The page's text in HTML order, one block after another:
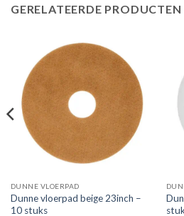
GERELATEERDE PRODUCTEN
DUNNE VLOERPAD
Dunne vloerpad beige 23inch –
10 stuks